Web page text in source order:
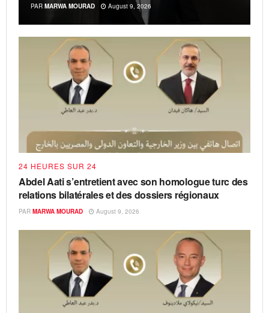
PAR MARWA MOURAD August 9, 2026
24 HEURES SUR 24
Abdel Aati s’entretient avec son homologue turc des
relations bilatérales et des dossiers régionaux
PAR MARWA MOURAD August 9, 2026